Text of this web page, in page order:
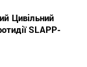
Цивільний
SLAPP-